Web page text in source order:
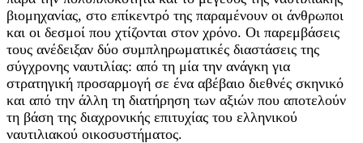
βιομηχανίας, στο επίκεντρό της παραμένουν οι άνθρωποι
και οι δεσμοί που χτίζονται στον χρόνο. Οι παρεμβάσεις
τους ανέδειξαν δύο συμπληρωματικές διαστάσεις της
σύγχρονης ναυτιλίας: από τη μία την ανάγκη για
στρατηγική προσαρμογή σε ένα αβέβαιο διεθνές σκηνικό
και από την άλλη τη διατήρηση των αξιών που αποτελούν
τη βάση της διαχρονικής επιτυχίας του ελληνικού
ναυτιλιακού οικοσυστήματος.